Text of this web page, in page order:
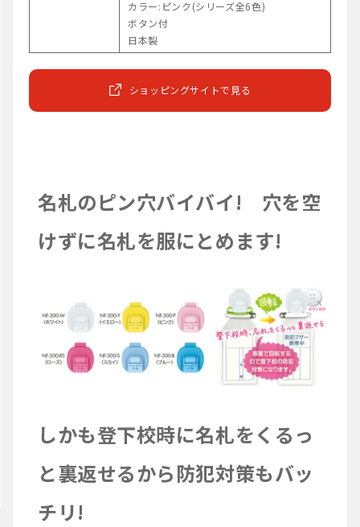
カラー:ピンク(シリーズ全6色)
ボタン付
日本製
ショッピングサイトで見る
名札のピン穴バイバイ! 穴を空
けずに名札を服にとめます!
しかも登下校時に名札をくるっ
と裏返せるから防犯対策もバッ
チリ!